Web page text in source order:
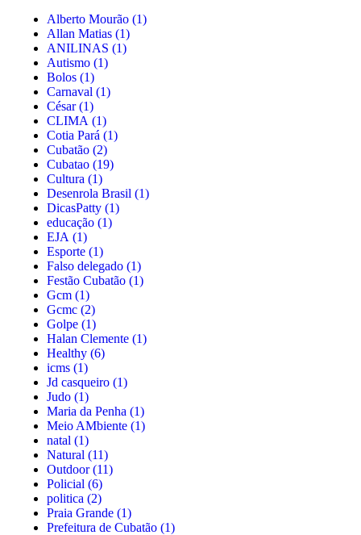
Alberto Mourão (1)
Allan Matias (1)
ANILINAS (1)
Autismo (1)
Bolos (1)
Carnaval (1)
César(1)
CLIMA (1)
Cotia Pará (1)
Cubatão (2)
Cubatao (19)
Cultura (1)
Desenrola Brasil (1)
DicasPatty (1)
educação (1)
EJA (1)
Esporte (1)
Falso delegado (1)
Festão Cubatão (1)
Gcm (1)
Gcmc (2)
Golpe (1)
Halan Clemente (1)
Healthy (6)
icms (1)
Jd casqueiro (1)
Judo (1)
Maria da Penha (1)
Meio AMbiente (1)
natal (1)
Natural (11)
Outdoor(11)
Policial (6)
politica (2)
Praia Grande (1)
Prefeitura de Cubatão (1)